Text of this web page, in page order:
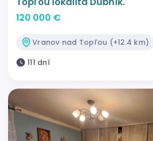
120 000 €
Vranov nad Topľou (+12.4 km)
111 dní